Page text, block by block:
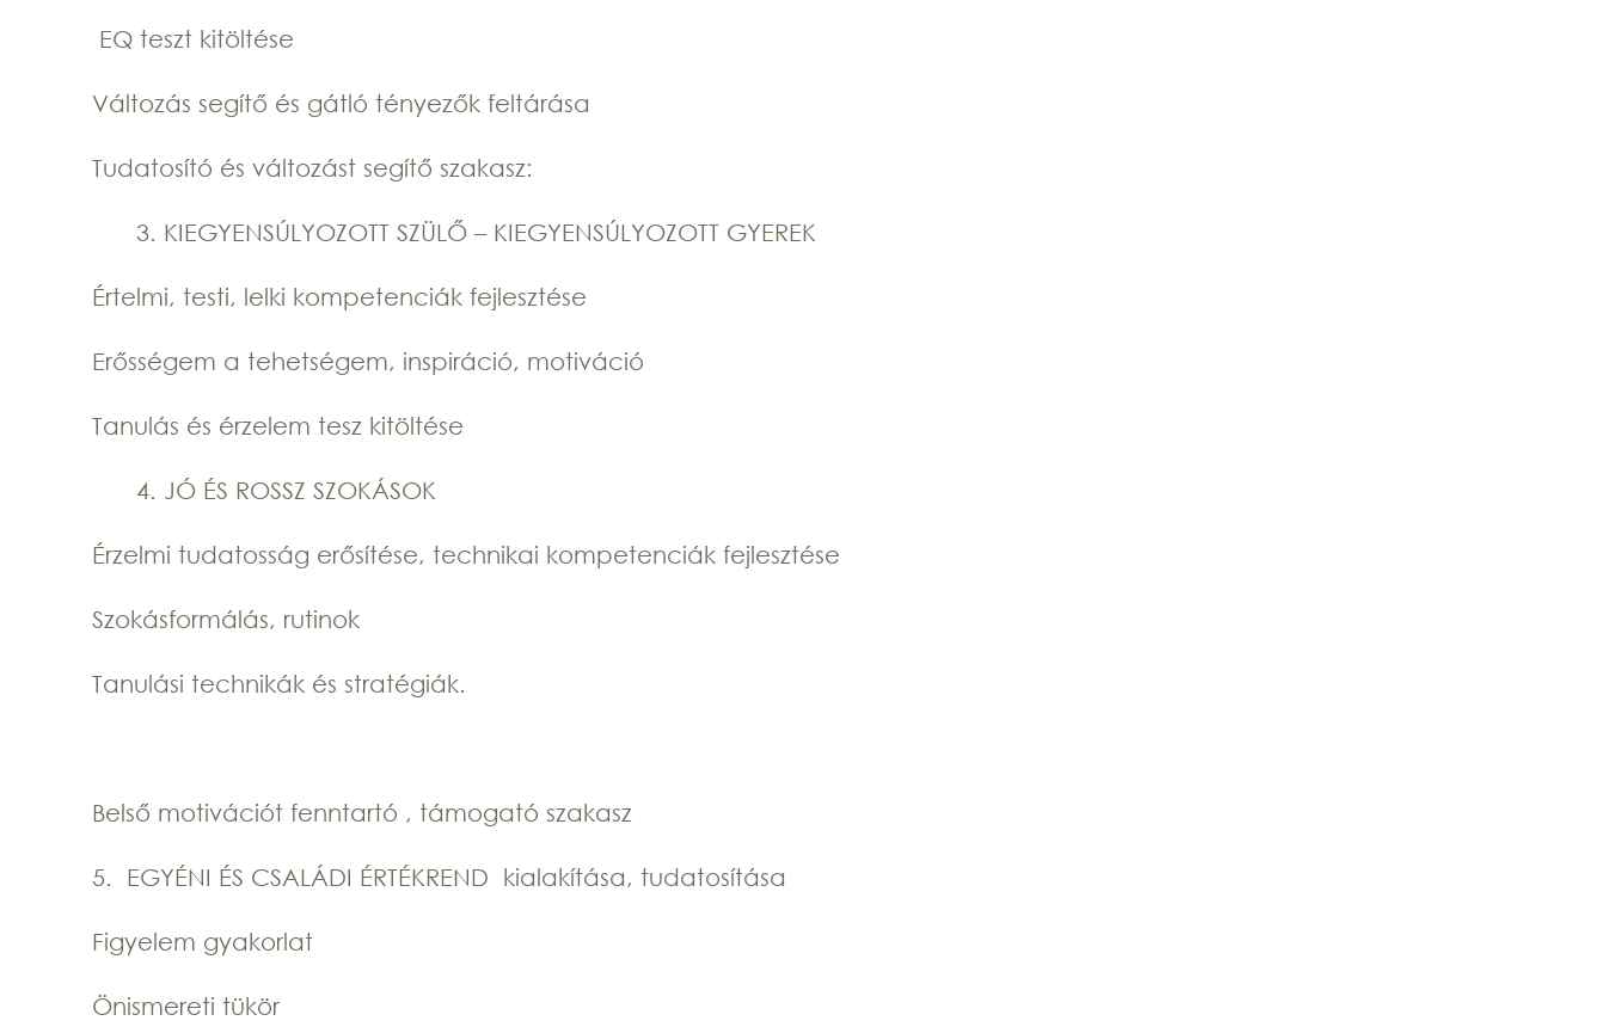
EQ teszt kitöltése
Változás segítő és gátló tényezők feltárása
Tudatosító és változást segítő szakasz:
KIEGYENSÚLYOZOTT SZÜLŐ – KIEGYENSÚLYOZOTT GYEREK
Értelmi, testi, lelki kompetenciák fejlesztése
Erősségem a tehetségem, inspiráció, motiváció
Tanulás és érzelem tesz kitöltése
JÓ ÉS ROSSZ SZOKÁSOK
Érzelmi tudatosság erősítése, technikai kompetenciák fejlesztése
Szokásformálás, rutinok
Tanulási technikák és stratégiák.
Belső motivációt fenntartó , támogató szakasz
5. EGYÉNI ÉS CSALÁDI ÉRTÉKREND kialakítása, tudatosítása
Figyelem gyakorlat
Önismereti tükör